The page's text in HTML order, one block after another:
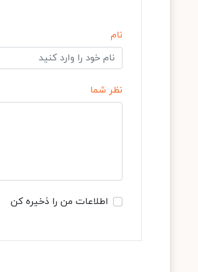
نام
نظر شما
اطلاعات من را ذخیره کن